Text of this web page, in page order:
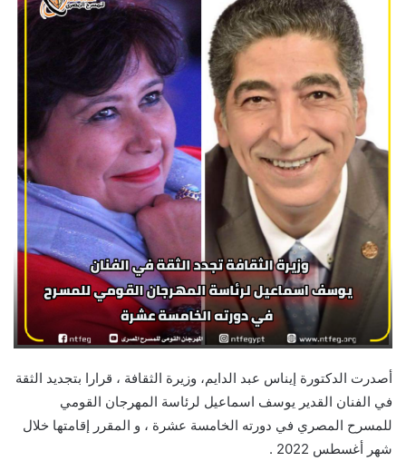
أصدرت الدكتورة إيناس عبد الدايم، وزيرة الثقافة ، قرارا بتجديد الثقة
في الفنان القدير يوسف اسماعيل لرئاسة المهرجان القومي
للمسرح المصري في دورته الخامسة عشرة ، و المقرر إقامتها خلال
شهر أغسطس 2022 .